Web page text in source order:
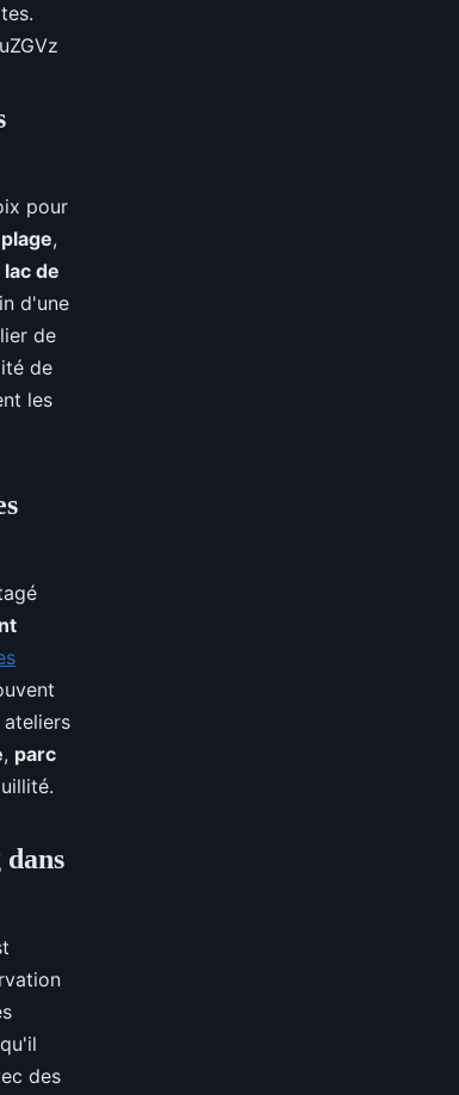
pour
,
de
d'une
de
de
les
, parc
des